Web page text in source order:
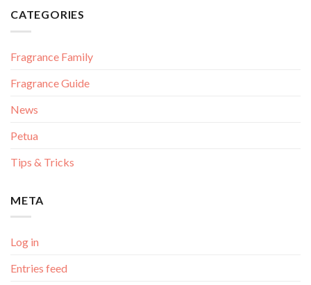
CATEGORIES
Fragrance Family
Fragrance Guide
News
Petua
Tips & Tricks
META
Log in
Entries feed